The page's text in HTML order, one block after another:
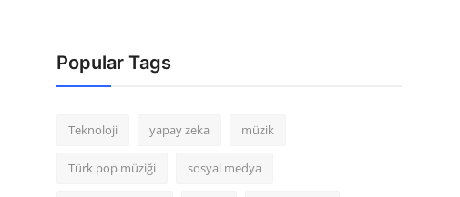
Popular Tags
Teknoloji yapay zeka müzik
Türk pop müziği sosyal medya